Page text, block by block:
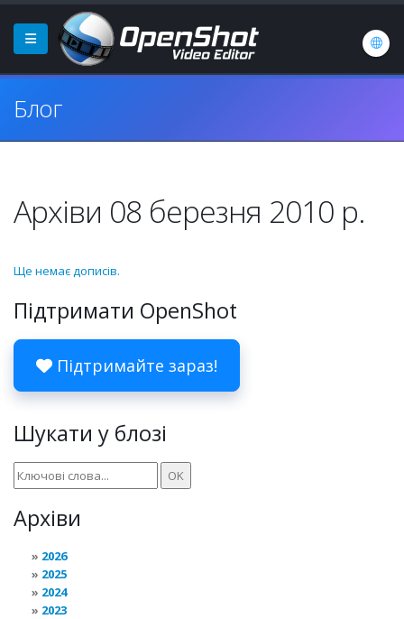
Блог
Архіви 08 березня 2010 р.
Ще немає дописів.
Підтримати OpenShot
Підтримайте зараз!
Шукати у блозі
Архіви
2026
2025
2024
2023